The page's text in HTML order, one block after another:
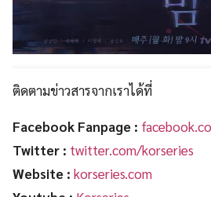
ติดตามข่าวสารจากเราได้ที่
Facebook Fanpage :
Twitter : twitter.com/korseries
Website : korseries.com